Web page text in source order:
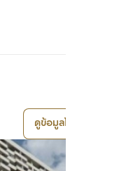
ดูข้อมูลโครงการ